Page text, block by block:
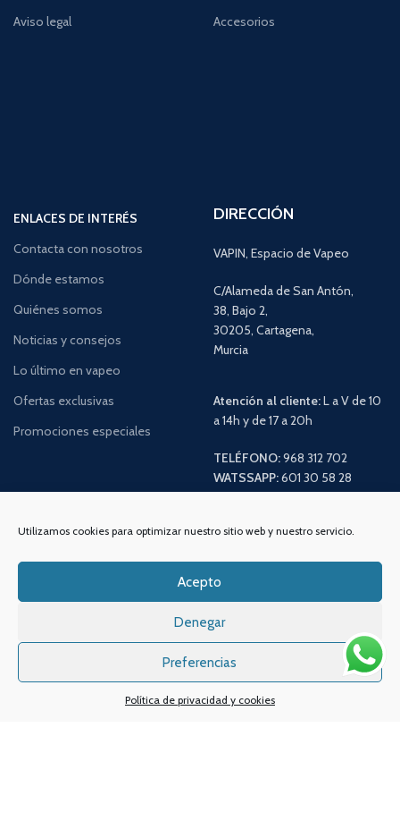
Utilizamos cookies para optimizar nuestro sitio web y nuestro servicio.
Acepto
Denegar
Preferencias
Política de privacidad y cookies
Aviso legal
Accesorios
ENLACES DE INTERÉS
Contacta con nosotros
Dónde estamos
Quiénes somos
Noticias y consejos
Lo último en vapeo
Ofertas exclusivas
Promociones especiales
DIRECCIÓN
VAPIN, Espacio de Vapeo
C/Alameda de San Antón,
38, Bajo 2,
30205, Cartagena,
Murcia
Atención al cliente:L a V de 10
a 14h y de 17 a 20h
TELÉFONO:968 312 702
WATSSAPP:601 30 58 28